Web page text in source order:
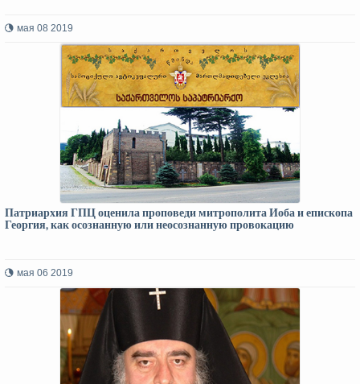
мая 08 2019
Патриархия ГПЦ оценила проповеди митрополита Иоба и епископа
Георгия, как осознанную или неосознанную провокацию
мая 06 2019